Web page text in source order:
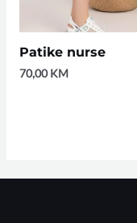
Patike nurse
70,00KM